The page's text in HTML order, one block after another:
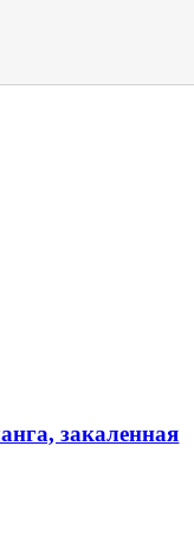
закаленная